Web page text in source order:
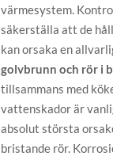
värmesystem.
säkerställa att de
kan orsaka en
golvbrunn och rör i
tillsammans med
vattenskador är
absolut största
bristande rör.